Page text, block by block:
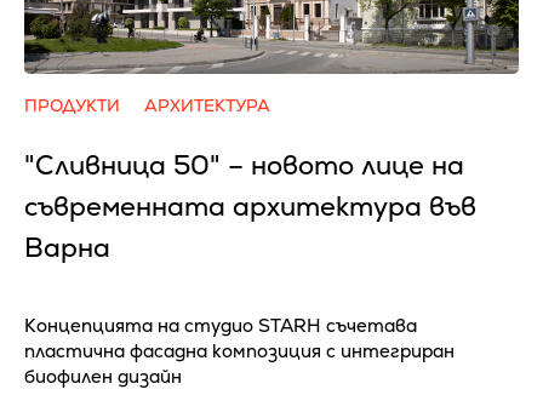
ПРОДУКТИ АРХИТЕКТУРА
"Сливница 50" – новото лице на
съвременната архитектура във
Варна
Концепцията на студио STARH съчетава
пластична фасадна композиция с интегриран
биофилен дизайн